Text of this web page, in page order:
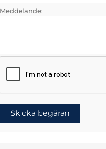
Meddelande:
Skicka begäran